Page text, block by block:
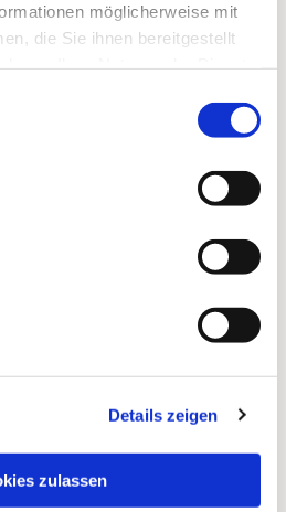
möglicherweise mit
die Sie ihnen bereitgestellt
Details zeigen
zulassen
Sie auch